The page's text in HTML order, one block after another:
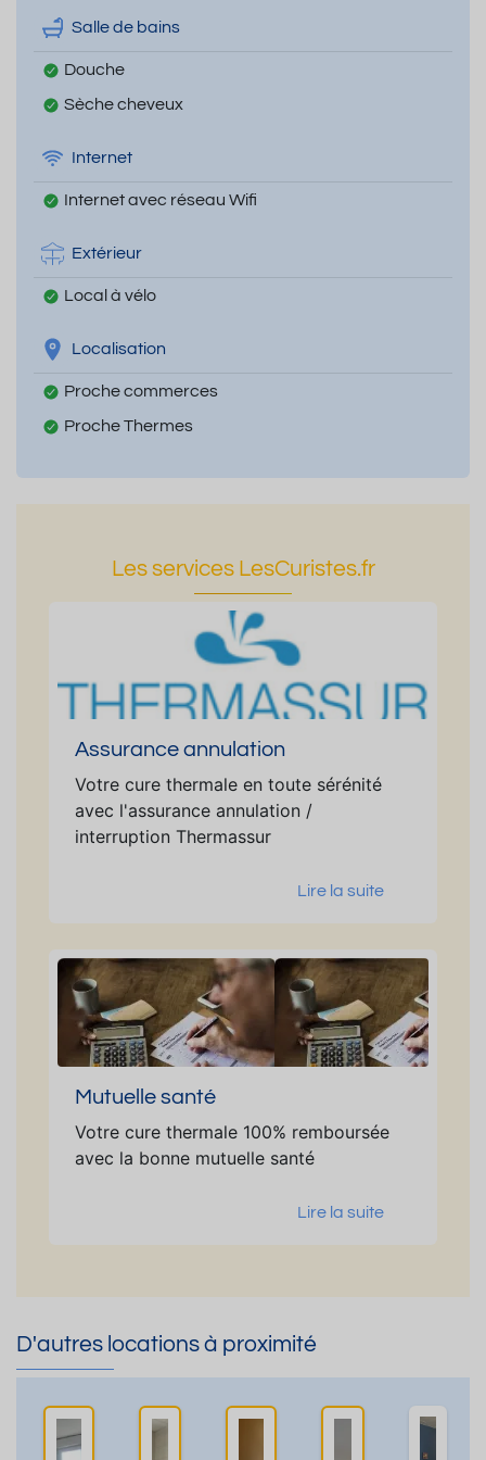
Salle de bains
Douche
Sèche cheveux
Internet
Internet avec réseau Wifi
Extérieur
Local à vélo
Localisation
Proche commerces
Proche Thermes
Les services LesCuristes.fr
Assurance annulation
Votre cure thermale en toute sérénité
avec l'assurance annulation /
interruption Thermassur
Lire la suite
Mutuelle santé
Votre cure thermale 100% remboursée
avec la bonne mutuelle santé
Lire la suite
D'autres locations à proximité